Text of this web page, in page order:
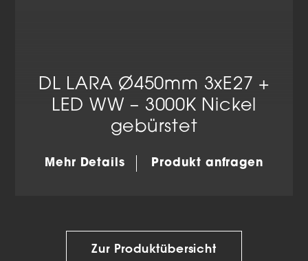
DL LARA Ø450mm 3xE27 +
LED WW – 3000K Nickel
gebürstet
Mehr Details Produkt anfragen
Zur Produktübersicht